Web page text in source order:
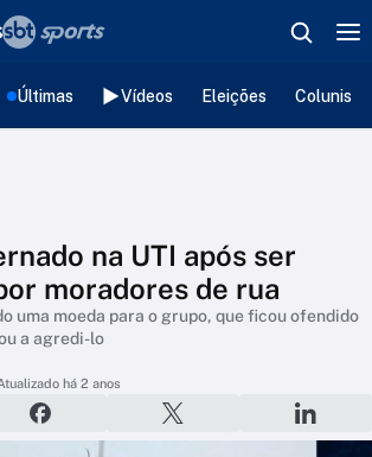
Últimas Vídeos Eleições
na UTI após ser
moradores de rua
uma moeda para o grupo, que ficou ofendido
a agredi-lo
há 2 anos